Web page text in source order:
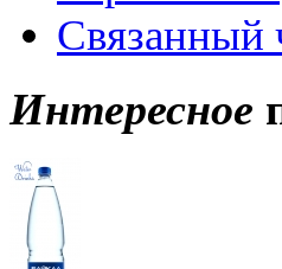
Связанный
Интересное